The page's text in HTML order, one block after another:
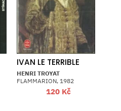
IVAN LE TERRIBLE
HENRI TROYAT
FLAMMARION, 1982
120 Kč